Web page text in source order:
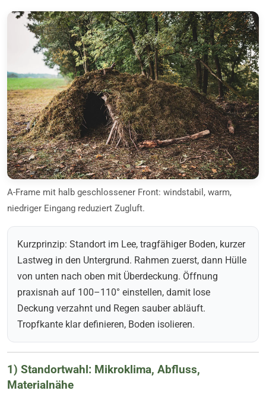
A-Frame mit halb geschlossener Front: windstabil, warm,
niedriger Eingang reduziert Zugluft.
Kurzprinzip: Standort im Lee, tragfähiger Boden, kurzer
Lastweg in den Untergrund. Rahmen zuerst, dann Hülle
von unten nach oben mit Überdeckung. Öffnung
praxisnah auf 100–110° einstellen, damit lose
Deckung verzahnt und Regen sauber abläuft.
Tropfkante klar definieren, Boden isolieren.
1) Standortwahl: Mikroklima, Abfluss,
Materialnähe